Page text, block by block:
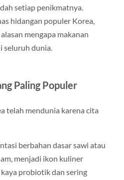
setiap penikmatnya.
hidangan populer Korea,
mengapa makanan
seluruh dunia.
Paling Populer
telah mendunia karena cita
berbahan dasar sawi atau
menjadi ikon kuliner
probiotik dan sering